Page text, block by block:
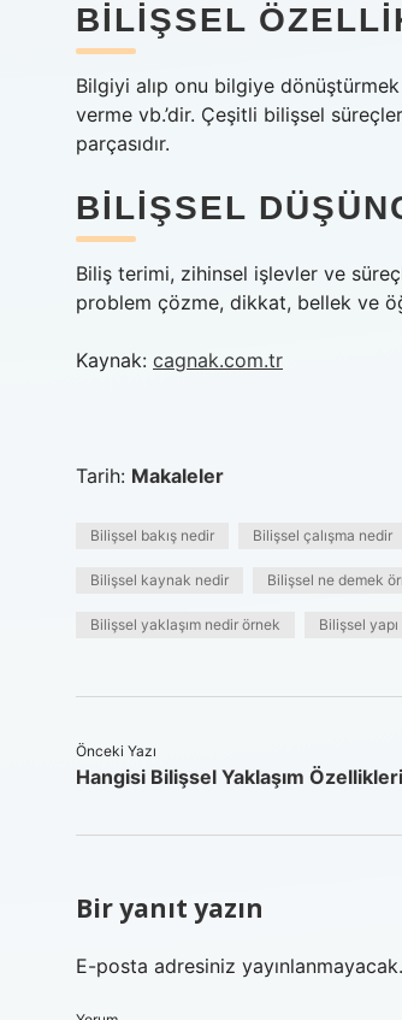
BILIŞSEL
Bilgiyi alıp onu bilgiye
verme vb.’dir. Çeşitli bilişsel
parçasıdır.
BILIŞSEL
Biliş terimi, zihinsel işlevler ve
problem çözme, dikkat, bellek ve
Kaynak: cagnak.com.tr
Tarih: Makaleler
Bilişsel bakış nedir Bilişsel çalışma nedir
Bilişsel kaynak nedir Bilişsel ne demek
Bilişsel yaklaşım nedir örnek Bilişsel
Önceki Yazı
Hangisi Bilişsel Yaklaşım
Bir yanıt yazın
E-posta adresiniz yayınlanmayacak.